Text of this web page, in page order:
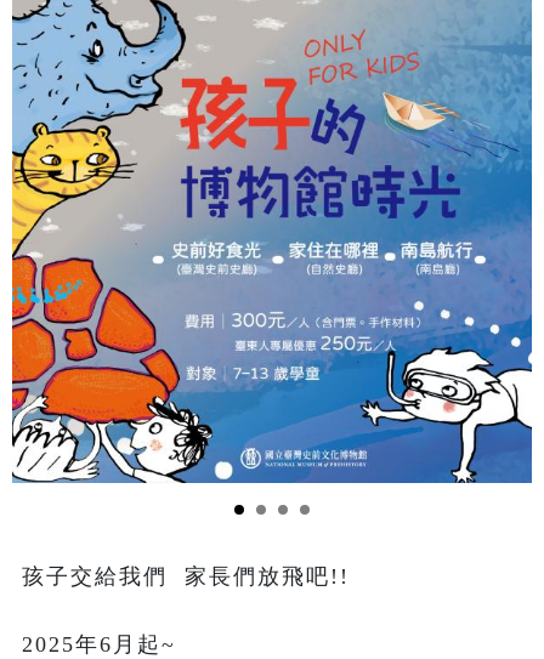
孩子交給我們  家長們放飛吧!!
2025年6月起~